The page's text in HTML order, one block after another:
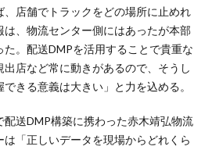
、店舗でトラックをどの場所に止めれ
、物流センター側にはあったが本部
。配送DMPを活用することで貴重な
店など常に動きがあるので、そうし
きる意義は大きい」と力を込める。
送DMP構築に携わった赤木靖弘物流
「正しいデータを現場からどれくら